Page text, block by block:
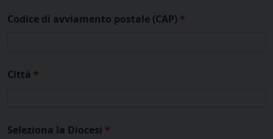
Codice di avviamento postale (CAP) *
Città *
Seleziona la Diocesi *